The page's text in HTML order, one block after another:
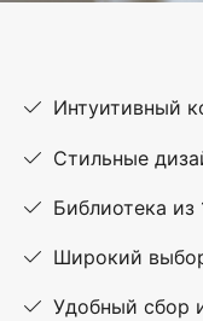
Интуитивный
Стильные
Библиотека из
Широкий
Удобный сбор